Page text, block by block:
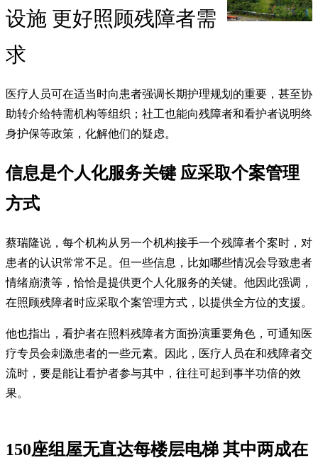
设施 更好照顾残障者需
求
医疗人员可在适当时向患者强调长期护理规划的重要，甚至协
助转介给特需机构等组织；社工也能向残障者和看护者说明终
身护保等政策，化解他们的疑虑。
信息是个人化服务关键 应采取个案管理
方式
蔡瑞隆说，每个机构从另一个机构接手一个残障者个案时，对
患者的认识常常不足。但一些信息，比如哪些情况会导致患者
情绪崩溃等，恰恰是提供更个人化服务的关键。他因此强调，
在照顾残障者时应采取个案管理方式，以提供全方位的支援。
他也指出，看护者在照料残障者方面扮演重要角色，可通知医
疗专员会刺激患者的一些元素。因此，医疗人员在和残障者交
流时，要是能让看护者参与其中，往往可起到事半功倍的效
果。
150座组屋无直达每楼层电梯 其中两成在